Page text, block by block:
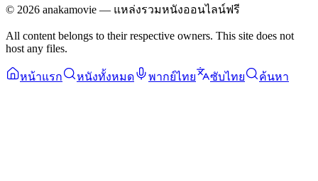
© 2026 anakamovie — แหล่งรวมหนังออนไลน์ฟรี
All content belongs to their respective owners. This site does not
host any files.
หน้าแรก หนังทั้งหมด พากย์ไทย ซับไทย ค้นหา